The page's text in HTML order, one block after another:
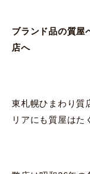
ブランド品の質屋
店へ
東札幌ひまわり質
リアにも質屋はた